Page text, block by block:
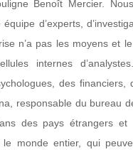
Benoît Mercier.
d’experts,
n’a pas les moyens et
internes
des financiers,
responsable du bureau
des pays étrangers et
le monde entier, qui